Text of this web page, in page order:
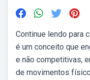
Continue lendo para
é um conceito que
e não competitivas,
de movimentos